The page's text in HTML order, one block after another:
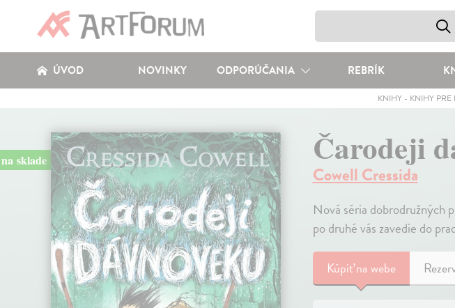
ÚVOD NOVINKY ODPORÚČANIA REBRÍK
KNIHY- KNIHY PRE
na sklade Čarodeji
Cowell Cressida
Nová séria dobrodružných
po druhé vás zavedie do
Kúpiťna webe